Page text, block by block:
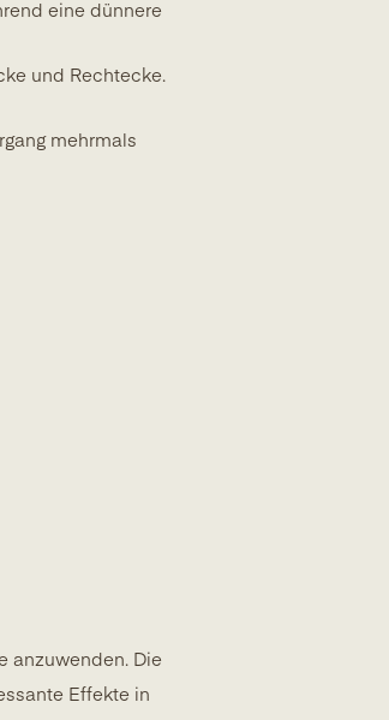
eine dünnere
und Rechtecke.
mehrmals
anzuwenden. Die
Effekte in